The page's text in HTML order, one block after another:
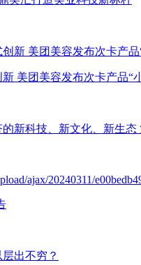
美团美容发布次卡产品“
新科技、新文化、新生